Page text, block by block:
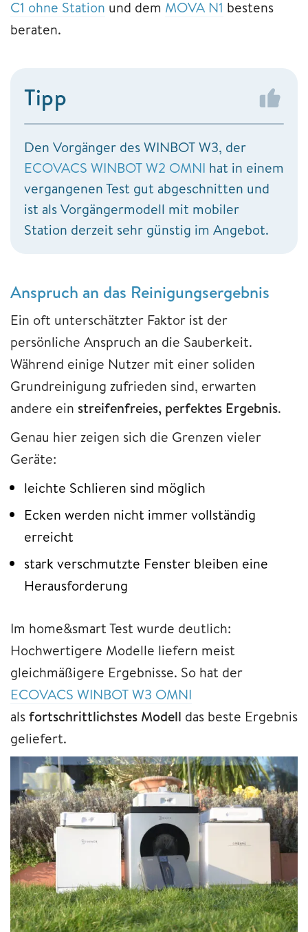
C1 ohne Station und dem MOVA N1 bestens
beraten.
Tipp
Den Vorgänger des WINBOT W3, der
ECOVACS WINBOT W2 OMNI hat in einem
vergangenen Test gut abgeschnitten und
ist als Vorgängermodell mit mobiler
Station derzeit sehr günstig im Angebot.
Anspruch an das Reinigungsergebnis
Ein oft unterschätzter Faktor ist der
persönliche Anspruch an die Sauberkeit.
Während einige Nutzer mit einer soliden
Grundreinigung zufrieden sind, erwarten
andere ein streifenfreies, perfektes Ergebnis.
Genau hier zeigen sich die Grenzen vieler
Geräte:
leichte Schlieren sind möglich
Ecken werden nicht immer vollständig
erreicht
stark verschmutzte Fenster bleiben eine
Herausforderung
Im home&smart Test wurde deutlich:
Hochwertigere Modelle liefern meist
gleichmäßigere Ergebnisse. So hat der
ECOVACS WINBOT W3 OMNI
alsfortschrittlichstes Modell das beste Ergebnis
geliefert.